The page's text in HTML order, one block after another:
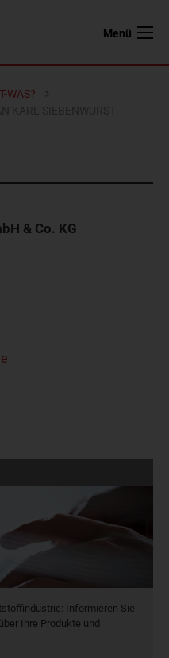
Menü
WAS?
& Co. KG
Informieren Sie
Ihre Produkte und